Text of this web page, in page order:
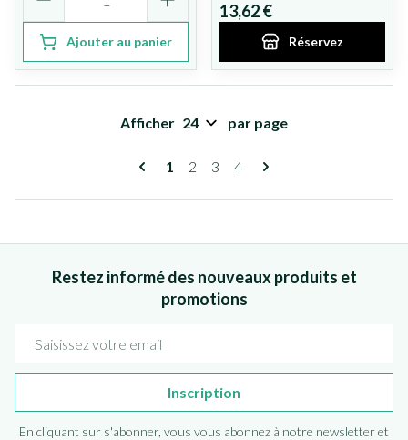
Ajouter au panier
13,62 €
Réservez
Pages
Vous lisez actuellement la page
1 Page
2 Page
3 Page
4
Afficher par page
Restez informé des nouveaux produits et
promotions
Inscription
En cliquant sur s'abonner, vous vous abonnez à notre newsletter et